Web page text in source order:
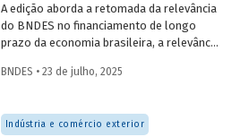
A edição aborda a retomada da relevância
do BNDES no financiamento de longo
prazo da economia brasileira, a relevância
Amazônia e FGI para o desenvolvimento,
públicos de crédito à exportação, o novo
protagonismo da política industrial, um
BNDES • 23 de julho, 2025
Indústria e comércio exterior